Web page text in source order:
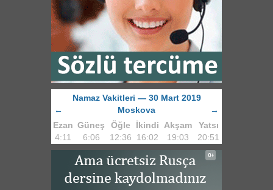
Namaz Vakitleri — 30 Mart 2019
←
Moskova
→
Ezan Güneş Öğle İkindi Akşam
Yatsı
4:11
6:06 12:36 16:02 19:03 20:51